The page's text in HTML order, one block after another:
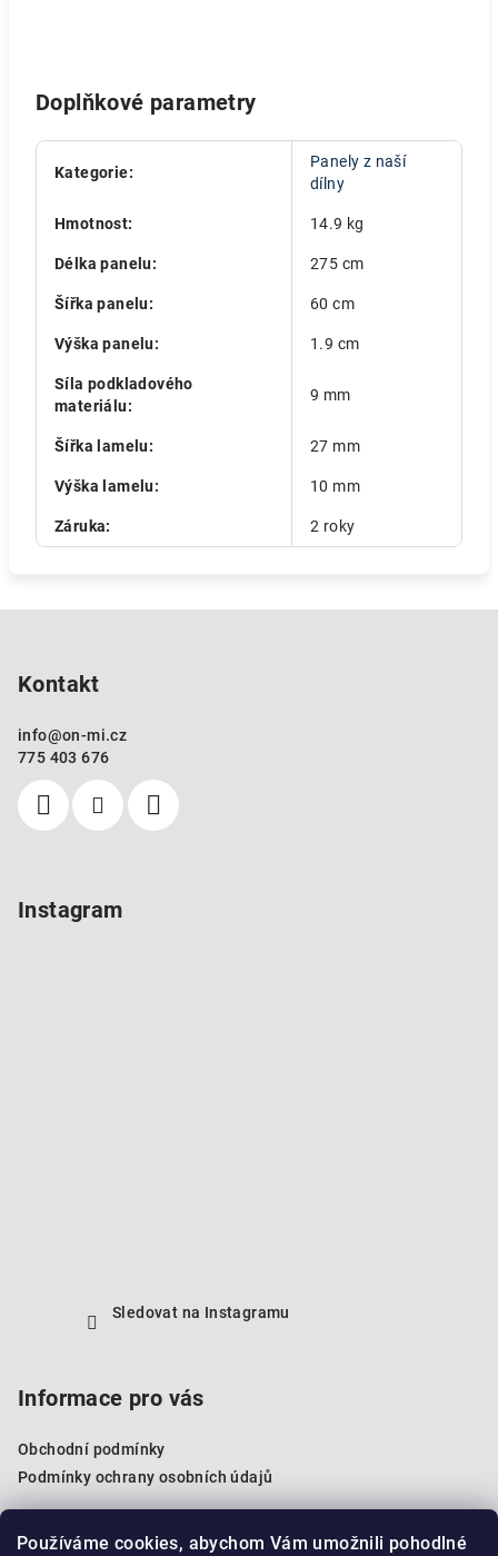
Používáme cookies, abychom Vám umožnili pohodlné
Doplňkové parametry
Kategorie:
Panely z naší
dílny
Hmotnost: 14.9 kg
Délka panelu: 275 cm
Šířka panelu: 60 cm
Výška panelu: 1.9 cm
Síla podkladového
materiálu:
9 mm
Šířka lamelu: 27 mm
Výška lamelu: 10 mm
Záruka: 2 roky
Kontakt
info@on-mi.cz
775 403 676
Instagram
Sledovat na Instagramu
Informace pro vás
Obchodní podmínky
Podmínky ochrany osobních údajů